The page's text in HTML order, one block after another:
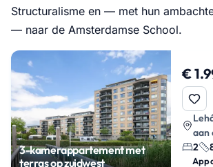
Structuralisme en — met hun
— naar de Amsterdamse School.
3-kamerappartement met
terras op zuidwest
€
aan
2